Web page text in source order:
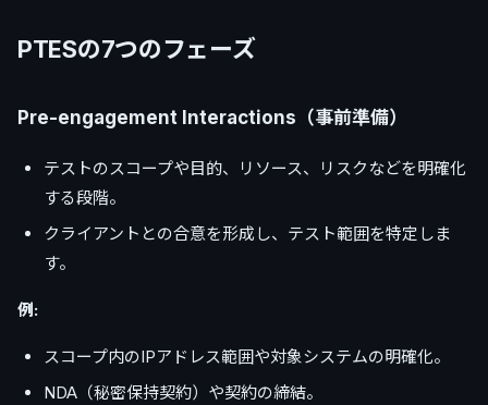
PTESの7つのフェーズ
Pre-engagement Interactions（事前準備）
テストのスコープや目的、リソース、リスクなどを明確化
する段階。
クライアントとの合意を形成し、テスト範囲を特定しま
す。
例:
スコープ内のIPアドレス範囲や対象システムの明確化。
NDA（秘密保持契約）や契約の締結。